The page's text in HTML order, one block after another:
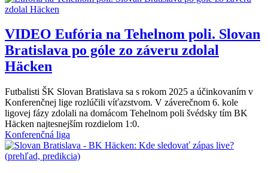
VIDEO Eufória na Tehelnom poli. Slovan
Bratislava po góle zo záveru zdolal
Häcken
Futbalisti ŠK Slovan Bratislava sa s rokom 2025 a účinkovaním v
Konferenčnej lige rozlúčili víťazstvom. V záverečnom 6. kole
ligovej fázy zdolali na domácom Tehelnom poli švédsky tím BK
Häcken najtesnejším rozdielom 1:0.
Konferenčná liga